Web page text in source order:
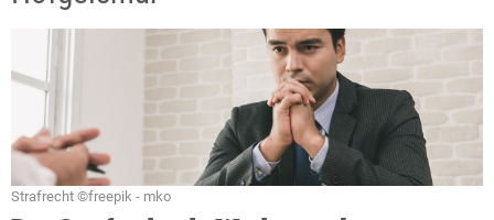
Strafrecht ©freepik - mko